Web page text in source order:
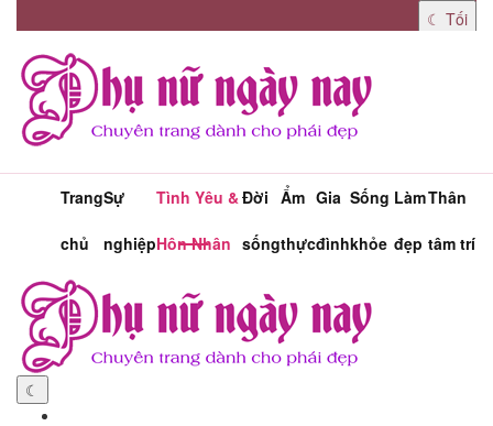
☾ Tối
Trang
chủ
Sự
nghiệp
Tình Yêu &
Hôn Nhân
Đời
sống
Ẩm
thực
Gia
đình
Sống
khỏe
Làm
đẹp
Thân
tâm trí
☾